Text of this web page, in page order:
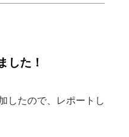
した！
したので、レポートし